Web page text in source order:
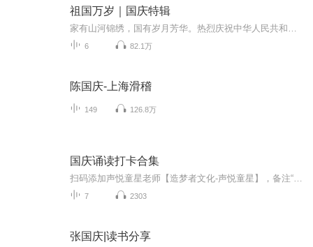
祖国万岁｜国庆特辑
6 82.1万
陈国庆-上海滑稽
149 126.8万
国庆诵读打卡合集
7 2303
张国庆|读书分享